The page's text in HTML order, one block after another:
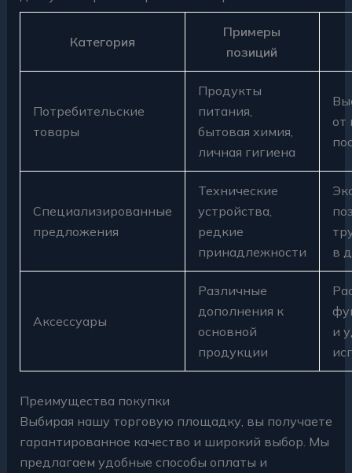
Категория
Примеры
позиций
Потребительские
товары
Продукты
питания,
бытовая химия,
личная гигиена
от
Специализированные
предложения
Технические
устройства,
редкие
принадлежности
в
Аксессуары
Различные
дополнения к
основной
продукции
и
Преимущества покупки
Выбирая нашу торговую площадку, вы получаете
гарантированное качество и широкий выбор. Мы
предлагаем удобные способы оплаты и